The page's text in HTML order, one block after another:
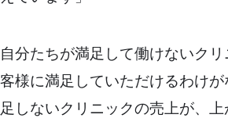
自分たちが満足して働けないク
客様に満足していただけるわけ
足しないクリニックの売上が、上